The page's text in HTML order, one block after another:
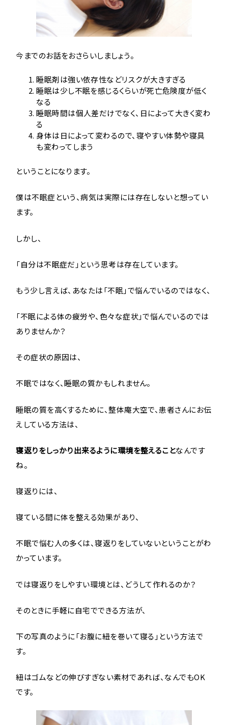
今までのお話をおさらいしましょう。
睡眠剤は強い依存性などリスクが大きすぎる
睡眠は少し不眠を感じるくらいが死亡危険度が低く
なる
睡眠時間は個人差だけでなく、日によって大きく変わ
る
身体は日によって変わるので、寝やすい体勢や寝具
も変わってしまう
ということになります。
僕は不眠症という、病気は実際には存在しないと想ってい
ます。
しかし、
「自分は不眠症だ」という思考は存在しています。
もう少し言えば、あなたは「不眠」で悩んでいるのではなく、
「不眠による体の疲労や、色々な症状」で悩んでいるのでは
ありませんか？
その症状の原因は、
不眠ではなく、睡眠の質かもしれません。
睡眠の質を高くするために、整体庵大空で、患者さんにお伝
えしている方法は、
寝返りをしっかり出来るように環境を整えることなんです
ね。
寝返りには、
寝ている間に体を整える効果があり、
不眠で悩む人の多くは、寝返りをしていないということがわ
かっています。
では寝返りをしやすい環境とは、どうして作れるのか？
そのときに手軽に自宅でできる方法が、
下の写真のように「お腹に紐を巻いて寝る」という方法で
す。
紐はゴムなどの伸びすぎない素材であれば、なんでもOK
です。